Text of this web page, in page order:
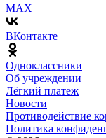
MAX
ВКонтакте
Одноклассники
Об учреждении
Лёгкий платеж
Новости
Противодействие
Политика